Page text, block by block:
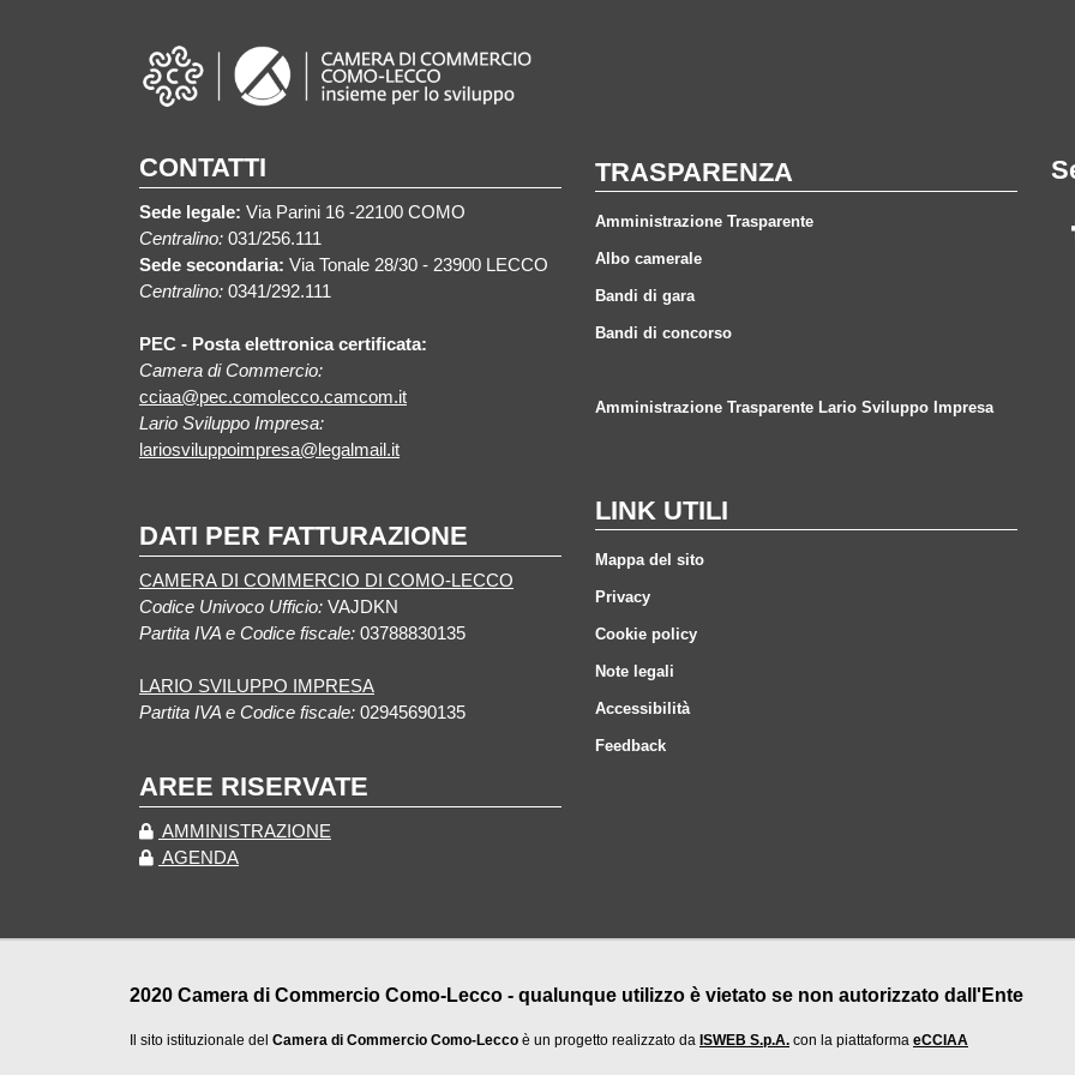
CONTATTI
Sede legale: Via Parini 16 -22100 COMO
Centralino: 031/256.111
Sede secondaria: Via Tonale 28/30 - 23900 LECCO
Centralino: 0341/292.111
PEC - Posta elettronica certificata:
Camera di Commercio:
cciaa@pec.comolecco.camcom.it
Lario Sviluppo Impresa:
lariosviluppoimpresa@legalmail.it
DATI PER FATTURAZIONE
CAMERA DI COMMERCIO DI COMO-LECCO
Codice Univoco Ufficio: VAJDKN
Partita IVA e Codice fiscale: 03788830135
LARIO SVILUPPO IMPRESA
Partita IVA e Codice fiscale: 02945690135
AREE RISERVATE
AMMINISTRAZIONE
AGENDA
TRASPARENZA
Amministrazione Trasparente
Albo camerale
Bandi di gara
Bandi di concorso
Amministrazione Trasparente Lario Sviluppo Impresa
LINK UTILI
Mappa del sito
Privacy
Cookie policy
Note legali
Accessibilità
Feedback
2020 Camera di Commercio Como-Lecco - qualunque utilizzo è vietato se non autorizzato dall'Ente
Il sito istituzionale del Camera di Commercio Como-Lecco è un progetto realizzato da ISWEB S.p.A. con la piattaforma eCCIAA